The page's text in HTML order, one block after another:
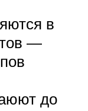
в
—
до